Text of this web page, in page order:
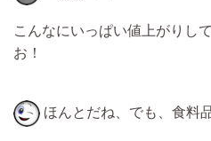
こんなにいっぱい値上がりし
お！
ほんとだね、でも、食料